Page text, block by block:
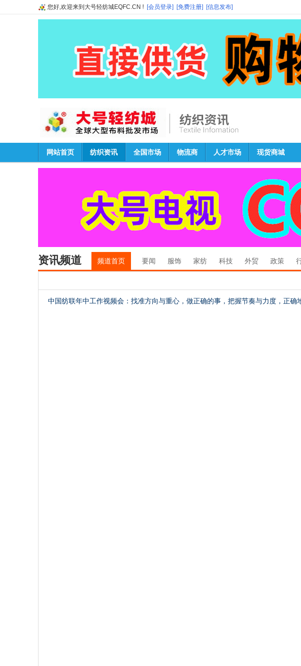
您好,欢迎来到大号轻纺城EQFC.CN ! [会员登录] [免费注册] [信息发布]
网站首页 纺织资讯 全国市场 物流商 人才市场 现货商城
资讯频道 频道首页 要闻 服饰 家纺 科技 外贸 政策
中国纺联年中工作视频会：找准方向与重心，做正确的事，把握节奏与力度，正确